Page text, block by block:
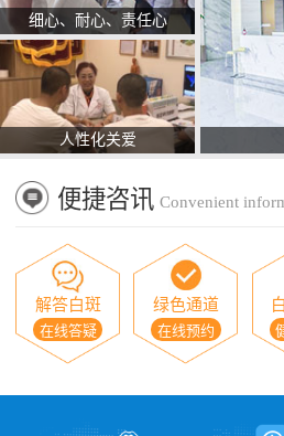
细心、耐心、责任心
人性化关爱
便捷咨讯 Convenient
解答白斑
在线答疑
绿色通道
在线预约